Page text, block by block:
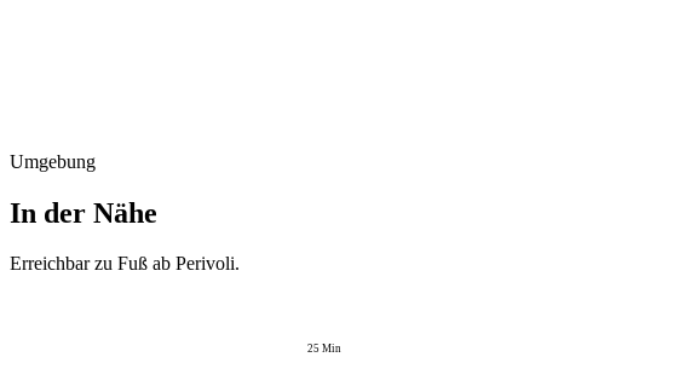
Umgebung
In der Nähe
Erreichbar zu Fuß ab Perivoli.
25 Min